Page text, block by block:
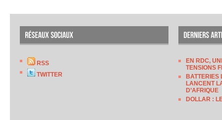
RSS
TWITTER
EN RDC,
TENSIONS
BATTERIES
LANCENT
D’AFRIQUE
DOLLAR :